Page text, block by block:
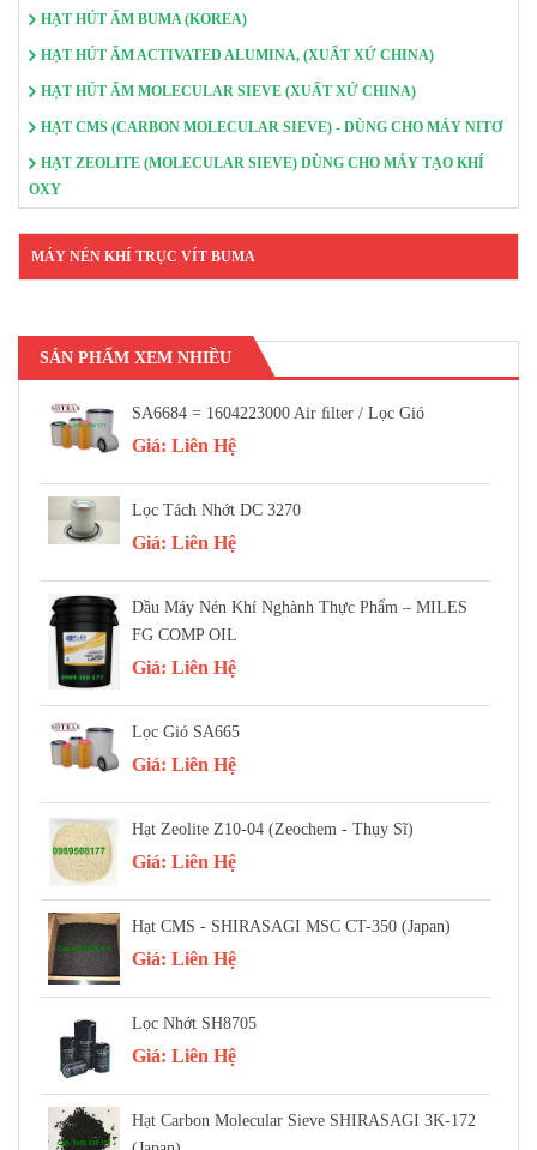
HẠT HÚT ẨM BUMA (KOREA)
HẠT HÚT ẨM ACTIVATED ALUMINA, (XUẤT XỨ CHINA)
HẠT HÚT ẨM MOLECULAR SIEVE (XUẤT XỨ CHINA)
HẠT CMS (CARBON MOLECULAR SIEVE) - DÙNG CHO MÁY NITƠ
HẠT ZEOLITE (MOLECULAR SIEVE) DÙNG CHO MÁY TẠO KHÍ
OXY
MÁY NÉN KHÍ TRỤC VÍT BUMA
SẢN PHẨM XEM NHIỀU
SA6684 = 1604223000 Air FIlter / Lọc Gió
Giá: Liên Hệ
Lọc Tách Nhớt DC 3270
Giá: Liên Hệ
Dầu Máy Nén Khí Nghành Thực Phẩm – MILES
FG COMP OIL
Giá: Liên Hệ
Lọc Gió SA665
Giá: Liên Hệ
Hạt Zeolite Z10-04 (Zeochem - Thụy Sĩ)
Giá: Liên Hệ
Hạt CMS - SHIRASAGI MSC CT-350 (Japan)
Giá: Liên Hệ
Lọc Nhớt SH8705
Giá: Liên Hệ
Hạt Carbon Molecular Sieve SHIRASAGI 3K-172